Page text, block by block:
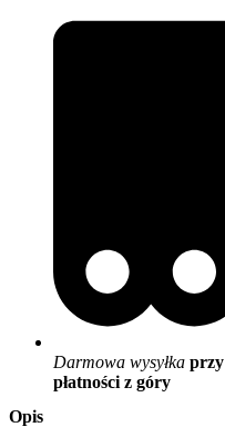
Darmowa wysyłka
płatności z góry
Opis